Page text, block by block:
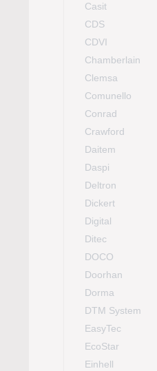
Casit
CDS
CDVI
Chamberlain
Clemsa
Comunello
Conrad
Crawford
Daitem
Daspi
Deltron
Dickert
Digital
Ditec
DOCO
Doorhan
Dorma
DTM System
EasyTec
EcoStar
Einhell